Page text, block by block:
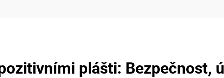
plášti: Bezpečnost,